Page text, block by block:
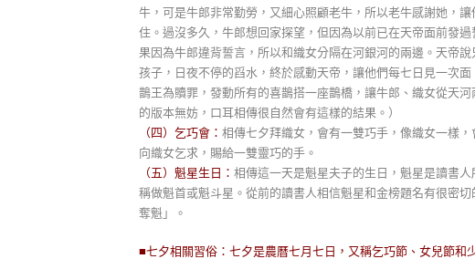
牛，可是牛郎非常勤勞，又細心照顧老牛，所以老牛感謝她，
住。過沒多久，牛郎想回家探望，但因為以前已在天帝面前發
果因為牛郎違背誓言，所以和織女分隔在河銀河的兩邊。天帝
孩子，日夜不停的舀水，終於感動天帝，讓他們每七日見一次
鵲王為贖罪，發動所有的喜鵲搭一座鵲橋，讓牛郎、織女從天
的版本無妨，口耳相傳很自然會有這樣的結果。）
（四）乞巧會： 相傳七夕拜織女，會有一雙巧手，像織女一樣
向織女乞求，賜給一雙靈巧的手。
（五）魁星生日： 相傳這一天是魁星夫子的生日，魁星是讀書
稱做魁首或魁斗星。從前的讀書人相信魁星和金榜題名有很密
奪魁」。
■七夕相關習俗：七夕是農曆七月七日，又稱乞巧節、女兒節和